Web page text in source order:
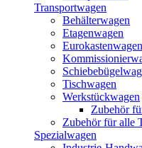
Transportwagen
Behälterwagen
Etagenwagen
Eurokastenwagen
Tischwagen
Werkstückwagen
Zubehör
Zubehör für alle
Spezialwagen